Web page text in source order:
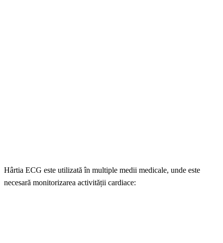
Hârtia ECG este utilizată în multiple medii medicale, unde este
necesară monitorizarea activității cardiace: